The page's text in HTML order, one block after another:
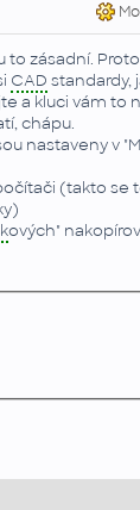
to zásadní.
CAD standardy,
a kluci vám to
chápu.
nastaveny v
(takto
ových"